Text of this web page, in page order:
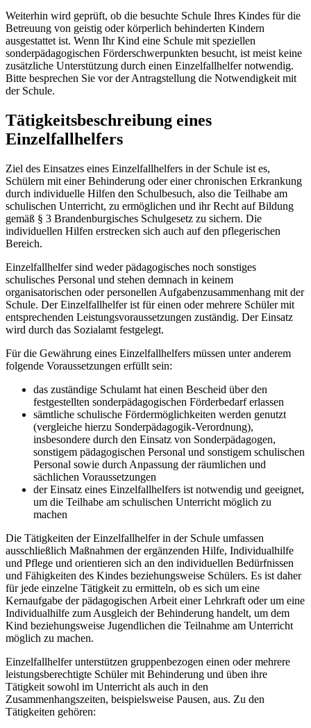
Weiterhin wird geprüft, ob die besuchte Schule Ihres Kindes für die
Betreuung von geistig oder körperlich behinderten Kindern
ausgestattet ist. Wenn Ihr Kind eine Schule mit speziellen
sonderpädagogischen Förderschwerpunkten besucht, ist meist keine
zusätzliche Unterstützung durch einen Einzelfallhelfer notwendig.
Bitte besprechen Sie vor der Antragstellung die Notwendigkeit mit
der Schule.
Tätigkeitsbeschreibung eines
Einzelfallhelfers
Ziel des Einsatzes eines Einzelfallhelfers in der Schule ist es,
Schülern mit einer Behinderung oder einer chronischen Erkrankung
durch individuelle Hilfen den Schulbesuch, also die Teilhabe am
schulischen Unterricht, zu ermöglichen und ihr Recht auf Bildung
gemäß § 3 Brandenburgisches Schulgesetz zu sichern. Die
individuellen Hilfen erstrecken sich auch auf den pflegerischen
Bereich.
Einzelfallhelfer sind weder pädagogisches noch sonstiges
schulisches Personal und stehen demnach in keinem
organisatorischen oder personellen Aufgabenzusammenhang mit der
Schule. Der Einzelfallhelfer ist für einen oder mehrere Schüler mit
entsprechenden Leistungsvoraussetzungen zuständig. Der Einsatz
wird durch das Sozialamt festgelegt.
Für die Gewährung eines Einzelfallhelfers müssen unter anderem
folgende Voraussetzungen erfüllt sein:
das zuständige Schulamt hat einen Bescheid über den
festgestellten sonderpädagogischen Förderbedarf erlassen
sämtliche schulische Fördermöglichkeiten werden genutzt
(vergleiche hierzu Sonderpädagogik-Verordnung),
insbesondere durch den Einsatz von Sonderpädagogen,
sonstigem pädagogischen Personal und sonstigem schulischen
Personal sowie durch Anpassung der räumlichen und
sächlichen Voraussetzungen
der Einsatz eines Einzelfallhelfers ist notwendig und geeignet,
um die Teilhabe am schulischen Unterricht möglich zu
machen
Die Tätigkeiten der Einzelfallhelfer in der Schule umfassen
ausschließlich Maßnahmen der ergänzenden Hilfe, Individualhilfe
und Pflege und orientieren sich an den individuellen Bedürfnissen
und Fähigkeiten des Kindes beziehungsweise Schülers. Es ist daher
für jede einzelne Tätigkeit zu ermitteln, ob es sich um eine
Kernaufgabe der pädagogischen Arbeit einer Lehrkraft oder um eine
Individualhilfe zum Ausgleich der Behinderung handelt, um dem
Kind beziehungsweise Jugendlichen die Teilnahme am Unterricht
möglich zu machen.
Einzelfallhelfer unterstützen gruppenbezogen einen oder mehrere
leistungsberechtigte Schüler mit Behinderung und üben ihre
Tätigkeit sowohl im Unterricht als auch in den
Zusammenhangszeiten, beispielsweise Pausen, aus. Zu den
Tätigkeiten gehören: